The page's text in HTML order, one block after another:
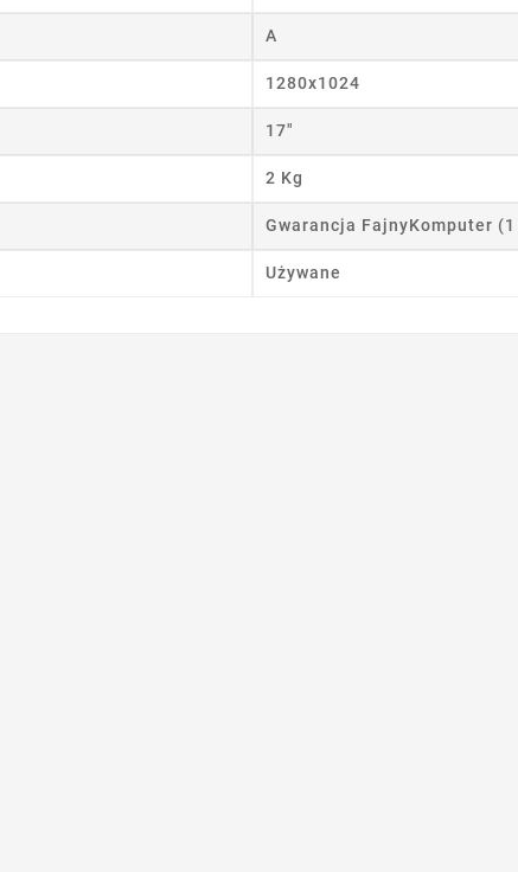
A
1280x1024
17"
2 Kg
Gwarancja FajnyKomputer (1
Używane
listę życzeń